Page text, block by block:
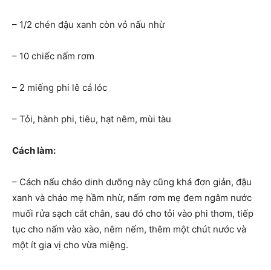
– 1/2 chén đậu xanh còn vỏ nấu nhừ
– 10 chiếc nấm rơm
– 2 miếng phi lê cá lóc
– Tỏi, hành phi, tiêu, hạt nêm, mùi tàu
Cách làm:
– Cách nấu cháo dinh dưỡng này cũng khá đơn giản, đậu
xanh và cháo mẹ hầm nhừ, nấm rơm mẹ đem ngâm nước
muối rửa sạch cắt chân, sau đó cho tỏi vào phi thơm, tiếp
tục cho nấm vào xào, nêm nếm, thêm một chút nước và
một ít gia vị cho vừa miệng.